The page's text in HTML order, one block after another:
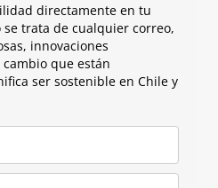
directamente en tu
trata de cualquier correo,
innovaciones
que están
ser sostenible en Chile y